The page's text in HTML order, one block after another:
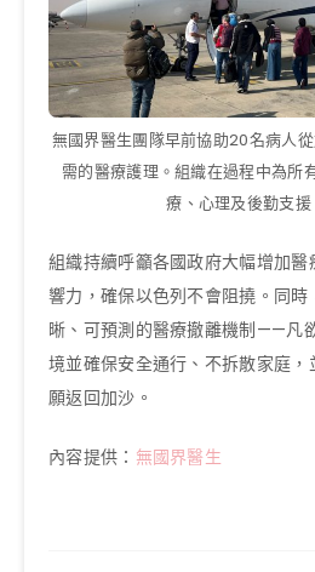
無國界醫生團隊早前協助20名病人
需的醫療護理。組織在過程中為所
療、心理及後勤支
組織持續呼籲各國政府大幅增加
響力，確保以色列不會阻撓。同
晰、可預測的醫療撤離機制——凡
境並確保安全通行、不拆散家庭，
願返回加沙。
內容提供： 無國界醫生